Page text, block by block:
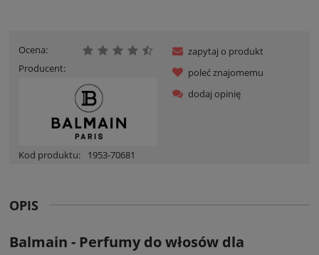
Ocena:
Producent:
Kod produktu: 1953-70681
zapytaj o produkt
poleć znajomemu
dodaj opinię
OPIS
Balmain - Perfumy do włosów dla